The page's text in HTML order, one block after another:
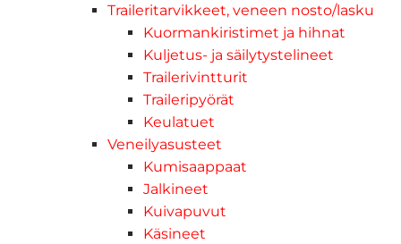
Traileritarvikkeet, veneen nosto/lasku
Kuormankiristimet ja hihnat
Kuljetus- ja säilytystelineet
Trailerivintturit
Traileripyörät
Keulatuet
Veneilyasusteet
Kumisaappaat
Jalkineet
Kuivapuvut
Käsineet